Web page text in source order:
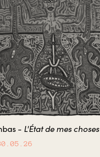
- L'État de mes choses